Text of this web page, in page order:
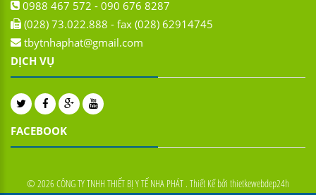
0988 467 572 - 090 676 8287
(028) 73.022.888 - fax (028) 62914745
tbytnhaphat@gmail.com
DỊCH VỤ
FACEBOOK
© 2026 CÔNG TY TNHH THIẾT BỊ Y TẾ NHA PHÁT . Thiết Kế bởi thietkewebdep24h